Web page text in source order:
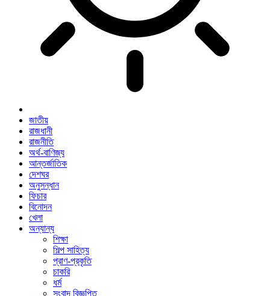
জাতীয়
রাজধানী
রাজনীতি
অর্থ-বাণিজ্য
আন্তর্জাতিক
দেশঘর
অনুসন্ধান
ফিচার
বিনোদন
খেলা
অন্যান্য
শিক্ষা
শিল্প সাহিত্য
প্রাণ-প্রকৃতি
চাকরি
ধর্ম
সংবাদ বিজ্ঞপ্তি